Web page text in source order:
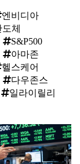
엔비디아
체
S&P500
아마존
헬스케어
다우존스
일라이릴리